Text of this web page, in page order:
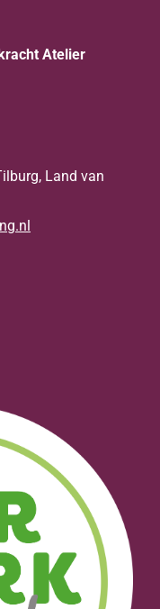
Atelier
Land van